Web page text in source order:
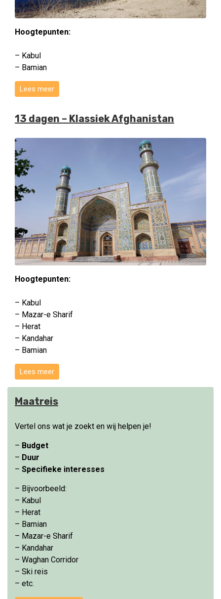
Hoogtepunten:
– Kabul
– Bamian
Lees meer
13 dagen – Klassiek Afghanistan
Hoogtepunten:
– Kabul
– Mazar-e Sharif
– Herat
– Kandahar
– Bamian
Lees meer
Maatreis
Vertel ons wat je zoekt en wij helpen je!
– Budget
– Duur
– Specifieke interesses
– Bijvoorbeeld:
– Kabul
– Herat
– Bamian
– Mazar-e Sharif
– Kandahar
– Waghan Corridor
– Ski reis
– etc.